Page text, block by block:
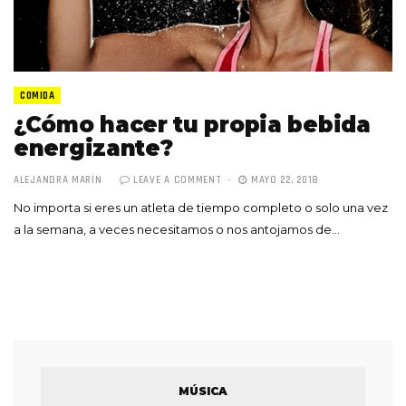
COMIDA
¿Cómo hacer tu propia bebida
energizante?
ALEJANDRA MARÍN LEAVE A COMMENT MAYO 22, 2018
No importa si eres un atleta de tiempo completo o solo una vez
a la semana, a veces necesitamos o nos antojamos de…
MÚSICA